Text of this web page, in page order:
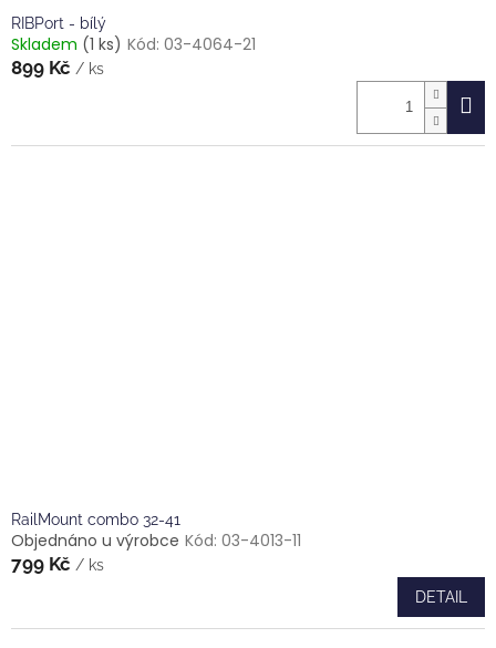
RIBPort - bílý
Skladem (1 ks) Kód: 03-4064-21
899 Kč / ks
RailMount combo 32-41
Objednáno u výrobce Kód: 03-4013-11
799 Kč / ks
DETAIL